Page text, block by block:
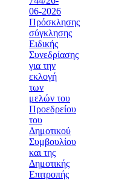
06-2026
Πρόσκλησης
σύγκλησης
Ειδικής
Συνεδρίασης
για την
εκλογή
των
μελών του
Προεδρείου
του
Δημοτικού
Συμβουλίου
και της
Δημοτικής
Επιτροπής